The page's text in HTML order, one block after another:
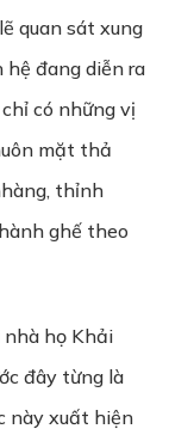
quan sát xung
hệ đang diễn ra
có những vị
mặt thả
thỉnh
ghế theo
họ Khải
đây từng là
này xuất hiện